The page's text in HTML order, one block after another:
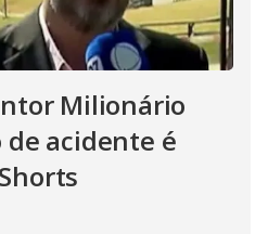
Milionário
de acidente é